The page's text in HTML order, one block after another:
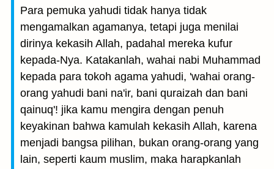
Para pemuka yahudi tidak hanya tidak
mengamalkan agamanya, tetapi juga menilai
dirinya kekasih Allah, padahal mereka kufur
kepada-Nya. Katakanlah, wahai nabi Muhammad
kepada para tokoh agama yahudi, 'wahai orang-
orang yahudi bani na'ir, bani quraizah dan bani
qainuq'! jika kamu mengira dengan penuh
keyakinan bahwa kamulah kekasih Allah, karena
menjadi bangsa pilihan, bukan orang-orang yang
lain, seperti kaum muslim, maka harapkanlah